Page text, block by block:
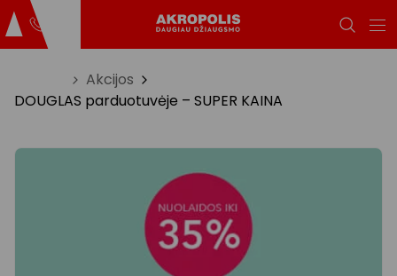
Akcijos
DOUGLAS parduotuvėje – SUPER KAINA